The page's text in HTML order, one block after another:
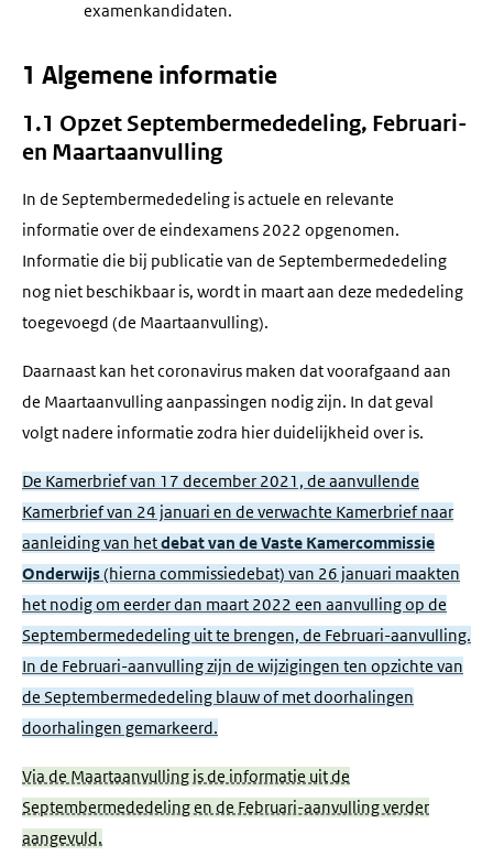
examenkandidaten.
1 Algemene informatie
1.1 Opzet Septembermededeling, Februari-
en Maartaanvulling
In de Septembermededeling is actuele en relevante
informatie over de eindexamens 2022 opgenomen.
Informatie die bij publicatie van de Septembermededeling
nog niet beschikbaar is, wordt in maart aan deze mededeling
toegevoegd (de Maartaanvulling).
Daarnaast kan het coronavirus maken dat voorafgaand aan
de Maartaanvulling aanpassingen nodig zijn. In dat geval
volgt nadere informatie zodra hier duidelijkheid over is.
De Kamerbrief van 17 december 2021, de aanvullende
Kamerbrief van 24 januari en de verwachte Kamerbrief naar
aanleiding van hetdebat van de Vaste Kamercommissie
Onderwijs(hierna commissiedebat) van 26 januari maakten
het nodig om eerder dan maart 2022 een aanvulling op de
Septembermededeling uit te brengen, de Februari-aanvulling.
In de Februari-aanvulling zijn de wijzigingen ten opzichte van
de Septembermededeling blauw of met doorhalingen
doorhalingen gemarkeerd.
Via de Maartaanvulling is de informatie uit de
Septembermededeling en de Februari-aanvulling verder
aangevuld.